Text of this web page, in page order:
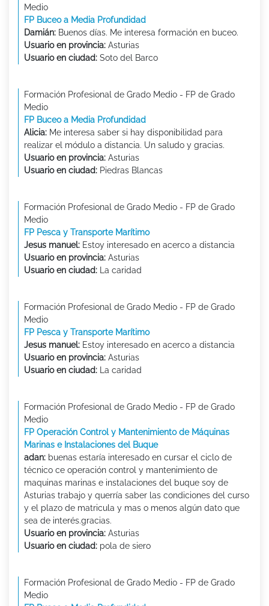
Medio
FP Buceo a Media Profundidad
Damián: Buenos días. Me interesa formación en buceo.
Usuario en provincia: Asturias
Usuario en ciudad: Soto del Barco
Formación Profesional de Grado Medio - FP de Grado
Medio
FP Buceo a Media Profundidad
Alicia: Me interesa saber si hay disponibilidad para
realizar el módulo a distancia. Un saludo y gracias.
Usuario en provincia: Asturias
Usuario en ciudad: Piedras Blancas
Formación Profesional de Grado Medio - FP de Grado
Medio
FP Pesca y Transporte Marítimo
Jesus manuel: Estoy interesado en acerco a distancia
Usuario en provincia: Asturias
Usuario en ciudad: La caridad
Formación Profesional de Grado Medio - FP de Grado
Medio
FP Pesca y Transporte Marítimo
Jesus manuel: Estoy interesado en acerco a distancia
Usuario en provincia: Asturias
Usuario en ciudad: La caridad
Formación Profesional de Grado Medio - FP de Grado
Medio
FP Operación Control y Mantenimiento de Máquinas
Marinas e Instalaciones del Buque
adan: buenas estaría interesado en cursar el ciclo de
técnico ce operación control y mantenimiento de
maquinas marinas e instalaciones del buque soy de
Asturias trabajo y querría saber las condiciones del curso
y el plazo de matricula y mas o menos algún dato que
sea de interés.gracias.
Usuario en provincia: Asturias
Usuario en ciudad: pola de siero
Formación Profesional de Grado Medio - FP de Grado
Medio